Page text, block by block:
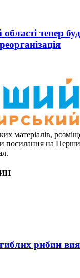
тепер
матеріалів,
посилання на
рибин